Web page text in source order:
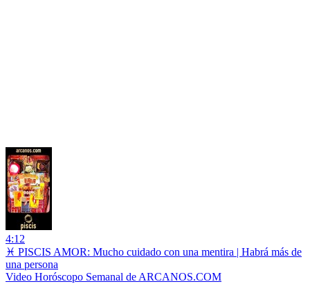
4:12
♓ PISCIS AMOR: Mucho cuidado con una mentira | Habrá más de
una persona
Video Horóscopo Semanal de ARCANOS.COM